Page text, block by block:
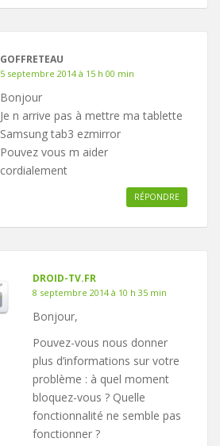
GOFFRETEAU
5 septembre 2014 à 15 h 00 min
Bonjour
Je n arrive pas à mettre ma tablette
Samsung tab3 ezmirror
Pouvez vous m aider
cordialement
RÉPONDRE
DROID-TV.FR
8 septembre 2014 à 10 h 35 min
Bonjour,
Pouvez-vous nous donner
plus d’informations sur votre
problème : à quel moment
bloquez-vous ? Quelle
fonctionnalité ne semble pas
fonctionner ?